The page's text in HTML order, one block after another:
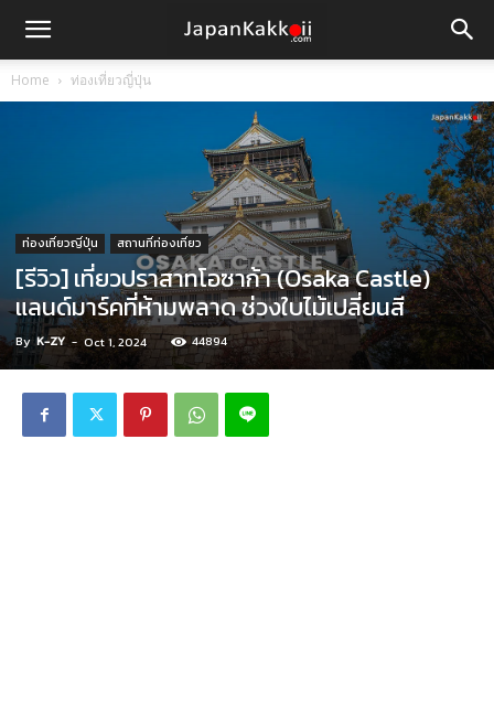
Home ท่องเที่ยวญี่ปุ่น
ท่องเที่ยวญี่ปุ่น สถานที่ท่องเที่ยว
[รีวิว] เที่ยวปราสาทโอซาก้า (Osaka Castle)
แลนด์มาร์คที่ห้ามพลาด ช่วงใบไม้เปลี่ยนสี
By K-ZY - Oct 1, 2024 44894